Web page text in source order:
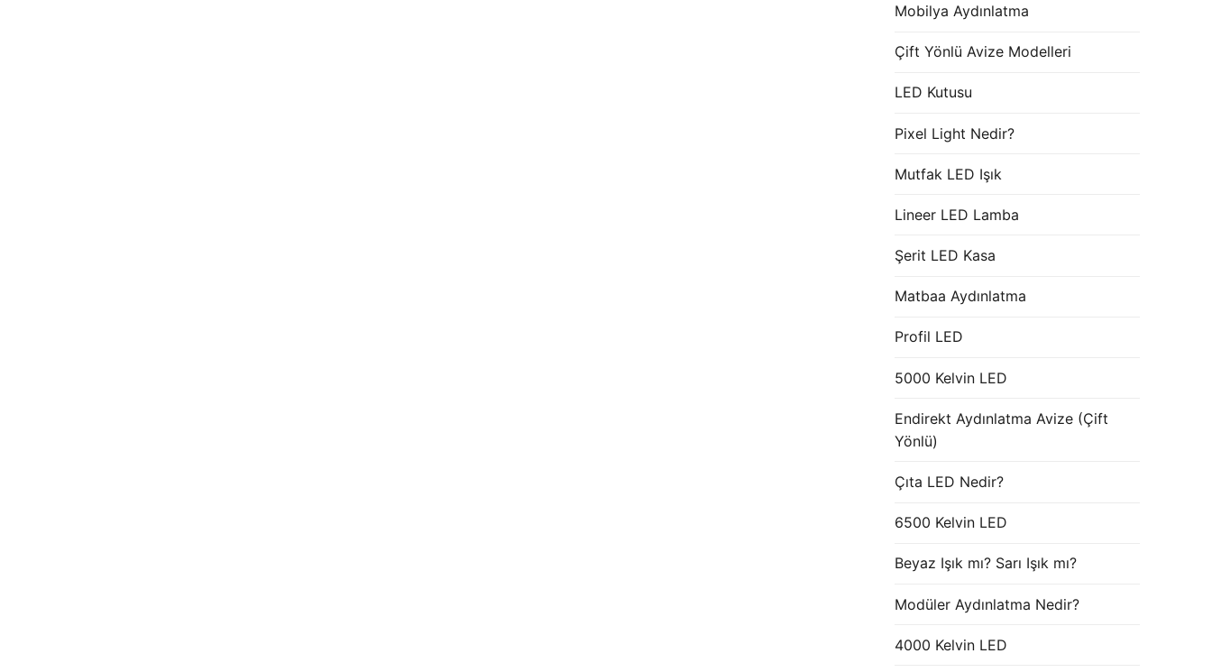
Mobilya Aydınlatma
Çift Yönlü Avize Modelleri
LED Kutusu
Pixel Light Nedir?
Mutfak LED Işık
Lineer LED Lamba
Şerit LED Kasa
Matbaa Aydınlatma
Profil LED
5000 Kelvin LED
Endirekt Aydınlatma Avize (Çift
Yönlü)
Çıta LED Nedir?
6500 Kelvin LED
Beyaz Işık mı? Sarı Işık mı?
Modüler Aydınlatma Nedir?
4000 Kelvin LED